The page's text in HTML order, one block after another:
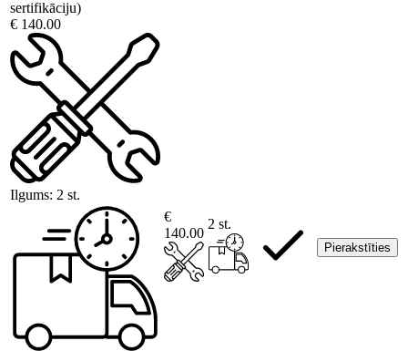
sertifikāciju)
€ 140.00
Ilgums: 2 st.
€
140.00
2 st.
Pierakstīties